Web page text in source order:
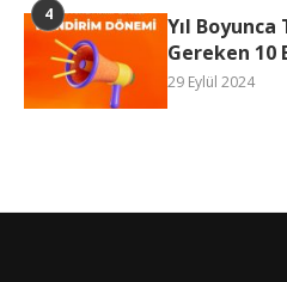
Yıl
Gereken 10
29 Eylül 2024